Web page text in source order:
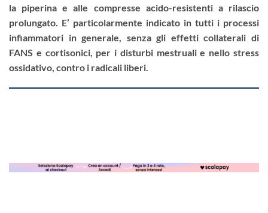
la piperina e alle compresse acido-resistenti a rilascio
prolungato. E’ particolarmente indicato in tutti i processi
infiammatori in generale, senza gli effetti collaterali di
FANS e cortisonici, per i disturbi mestruali e nello stress
ossidativo, contro i radicali liberi.